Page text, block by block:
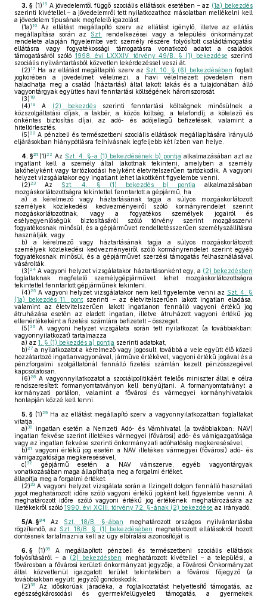
3. § (1) 15A jövedelemtől függő szociális ellátások esetében – az (1a) bekezdés
szerinti kivétellel – a jövedelemről tett nyilatkozathoz másolatban mellékelni kell
a jövedelem típusának megfelelő igazolást.
(1a) 16
Az ellátást megállapító szerv az ellátást igénylő, illetve az ellátás
megállapítása során az Szt.
rendelkezései vagy a települési önkormányzat
rendelete alapján figyelembe vett személy részére folyósított családtámogatási
ellátásra vagy fogyatékossági támogatásra vonatkozó adatot a családok
támogatásáról szóló 1998. évi LXXXIV. törvény 49/B. § (1) bekezdése szerinti
szociális nyilvántartásból közvetlen lekérdezéssel veszi át.
(2) 17 Ha az ellátást megállapító szerv az Szt. 10. § (6) bekezdésében foglalt
jogkörében a jövedelmet vélelmezi, a havi vélelmezett jövedelem nem
haladhatja meg a család (háztartás) által lakott lakás és a tulajdonában álló
vagyontárgyak együttes havi fenntartási költségének háromszorosát.
(3) 18
(4) 19 A (2) bekezdés szerinti fenntartási költségnek minősülnek a
közszolgáltatási díjak, a lakbér, a közös költség, a telefondíj, a kötelező és
önkéntes biztosítás díjai, az adó- és adójellegű befizetések, valamint a
hiteltörlesztés.
(5)20 A pénzbeli és természetbeni szociális ellátások megállapítására irányuló
eljárásokban hiánypótlásra felhívásnak legfeljebb két ízben van helye.
4. §21 (1)22 Az Szt. 4. §-a (1) bekezdésének b) pontja alkalmazásában azt az
ingatlant kell a személy által lakottnak tekinteni, amelyben a személy
lakóhelyként vagy tartózkodási helyként életvitelszerűen tartózkodik. A vagyoni
helyzet vizsgálatakor egy ingatlant lehet lakottként figyelembe venni.
(2)23 Az Szt. 4. § (1) bekezdés b) pontja alkalmazásában
mozgáskorlátozottságra tekintettel fenntartott a gépjármű, ha
a) a kérelmező vagy háztartásának tagja a súlyos mozgáskorlátozott
személyek közlekedési kedvezményeiről szóló kormányrendelet szerint
mozgáskorlátozottnak, vagy a fogyatékos személyek jogairól és
esélyegyenlőségük biztosításáról szóló törvény szerint mozgásszervi
fogyatékosnak minősül, és a gépjárművet rendeltetésszerűen személyszállításra
használják, vagy
b) a kérelmező vagy háztartásának tagja a súlyos mozgáskorlátozott
személyek közlekedési kedvezményeiről szóló kormányrendelet szerint egyéb
fogyatékosnak minősül, és a gépjárművet szerzési támogatás felhasználásával
vásárolták.
(3)24 A vagyoni helyzet vizsgálatakor háztartásonként egy, a (2) bekezdésben
foglaltaknak megfelelő személygépjárművet lehet mozgáskorlátozottságra
tekintettel fenntartott gépjárműnek tekinteni.
(4)25 A vagyoni helyzet vizsgálatakor nem kell figyelembe venni az Szt. 4. §
(1a) bekezdés 11. pont szerinti – az életvitelszerűen lakott ingatlan eladása,
valamint az életvitelszerűen lakott ingatlanon fennálló vagyoni értékű jog
átruházása esetén az eladott ingatlan, illetve átruházott vagyoni értékű jog
ellenértékeként a fizetési számlára befizetett – összeget.
(5)26
A vagyoni helyzet vizsgálata során tett nyilatkozat (a továbbiakban:
vagyonnyilatkozat) tartalmazza
a) az 1. § (1) bekezdés a) pontja szerinti adatokat,
b)27 a nyilatkozatot a kérelmező vagy jogosult, továbbá a vele együtt élő közeli
hozzátartozó ingatlanvagyonával, járműve értékével, vagyoni értékű jogával és a
pénzforgalmi szolgáltatónál fennálló fizetési számlán kezelt pénzösszegével
kapcsolatosan.
(6)28 A vagyonnyilatkozatot a szociálpolitikáért felelős miniszter által e célra
rendszeresített formanyomtatványon kell benyújtani. A formanyomtatványt a
kormányzati portálon, valamint a fővárosi és vármegyei kormányhivatalok
honlapján közzé kell tenni.
5. § (1)29 Ha az ellátást megállapító szerv a vagyonnyilatkozatban foglaltakat
vitatja,
a)30
ingatlan esetén a Nemzeti Adó- és Vámhivatal (a továbbiakban: NAV)
ingatlan fekvése szerint illetékes vármegyei (fővárosi) adó- és vámigazgatósága
vagy az ingatlan fekvése szerinti önkormányzati adóhatóság megkeresésével,
b)31
vagyoni értékű jog esetén a NAV illetékes vármegyei (fővárosi) adó- és
vámigazgatósága megkeresésével,
c)32
gépjármű esetén a NAV vámszerve, egyéb vagyontárgyak
vonatkozásában maga állapíthatja meg a forgalmi értéket.
állapítja meg a forgalmi értéket.
(2)33 A vagyoni helyzet vizsgálata során a lízingelt dolgon fennálló használati
jogot meghatározott időre szóló vagyoni értékű jogként kell figyelembe venni. A
meghatározott időre szóló vagyoni értékű jog értékének meghatározására az
illetékekről szóló 1990. évi XCIII. törvény 72. §-ának (2) bekezdése az irányadó.
5/A. §34 Az Szt. 18/B. §-ában
meghatározott országos nyilvántartásba
rögzítendő, az Szt. 18/B. § (1) bekezdésében meghatározott ellátásokról hozott
döntésnek tartalmaznia kell az ügy elbírálási azonosítóját is.
6. § (1)35
A megállapított pénzbeli és természetbeni szociális ellátások
folyósításáról – a (2) bekezdésben
meghatározott kivétellel – a települési, a
fővárosban a fővárosi kerületi önkormányzat jegyzője, a Fővárosi Önkormányzat
által közvetlenül igazgatott terület tekintetében a fővárosi főjegyző (a
továbbiakban együtt: jegyző) gondoskodik.
(2)36
Az időskorúak járadéka, a foglalkoztatást helyettesítő támogatás, az
egészségkárosodási és gyermekfelügyeleti támogatás, a gyermekek